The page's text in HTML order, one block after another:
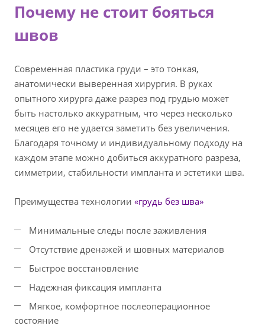
Почему не стоит бояться
швов
Современная пластика груди – это тонкая,
анатомически выверенная хирургия. В руках
опытного хирурга даже разрез под грудью может
быть настолько аккуратным, что через несколько
месяцев его не удается заметить без увеличения.
Благодаря точному и индивидуальному подходу на
каждом этапе можно добиться аккуратного разреза,
симметрии, стабильности импланта и эстетики шва.
Преимущества технологии «грудь без шва»
Минимальные следы после заживления
Отсутствие дренажей и шовных материалов
Быстрое восстановление
Надежная фиксация импланта
Мягкое, комфортное послеоперационное
состояние